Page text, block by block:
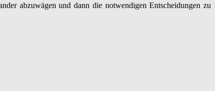
abzuwägen und dann die notwendigen Entscheidungen zu